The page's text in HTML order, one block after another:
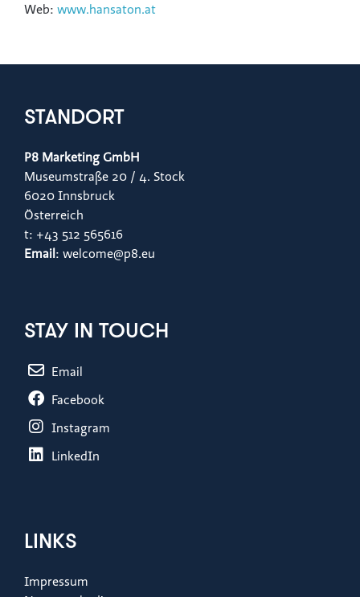
Web: www.hansaton.at
STANDORT
P8 Marketing GmbH
Museumstraße 20 / 4. Stock
6020 Innsbruck
Österreich
t: +43 512 565616
Email : welcome@p8.eu
STAY IN TOUCH
Email
Facebook
Instagram
LinkedIn
LINKS
Impressum